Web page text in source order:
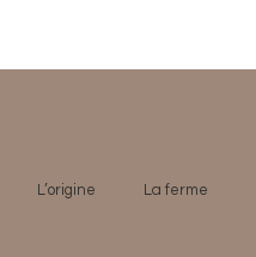
L’origine La ferme